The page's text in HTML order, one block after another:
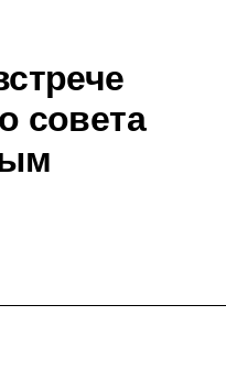
совета